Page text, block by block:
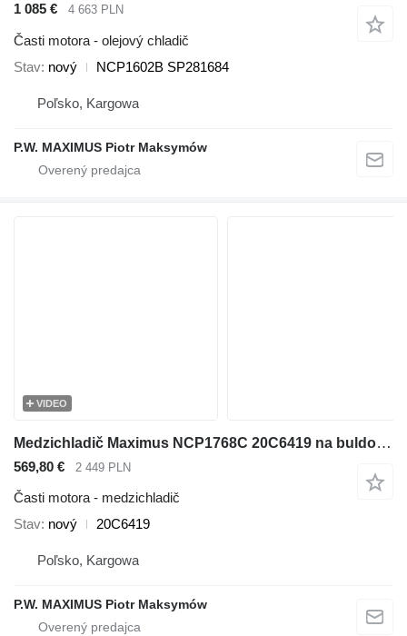
1 085 € 4 663 PLN
Časti motora - olejový chladič
Stav nový NCP1602B SP281684
Poľsko, Kargowa
P.W. MAXIMUS Piotr Maksymów
VIDEO
Medzichladič Maximus NCP1768C 20C6419 na buldozéra Dressta TD-14R
569,80 € 2 449 PLN
Časti motora - medzichladič
Stav nový 20C6419
Poľsko, Kargowa
P.W. MAXIMUS Piotr Maksymów